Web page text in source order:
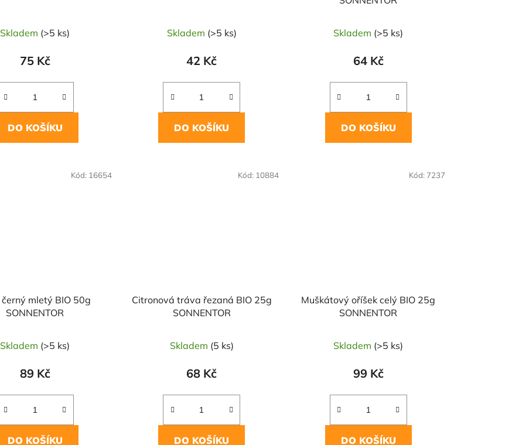
Skladem (>5 ks)
75 Kč
DO KOŠÍKU
Skladem (>5 ks)
42 Kč
DO KOŠÍKU
Skladem (>5 ks)
64 Kč
DO KOŠÍKU
černý mletý BIO 50g
SONNENTOR
Skladem (>5 ks)
89 Kč
DO KOŠÍKU
Kód: 16654
Citronová tráva řezaná BIO 25g
SONNENTOR
Skladem (5 ks)
68 Kč
DO KOŠÍKU
Kód: 10884
Muškátový oříšek celý BIO 25g
SONNENTOR
Skladem (>5 ks)
99 Kč
DO KOŠÍKU
Kód: 7237